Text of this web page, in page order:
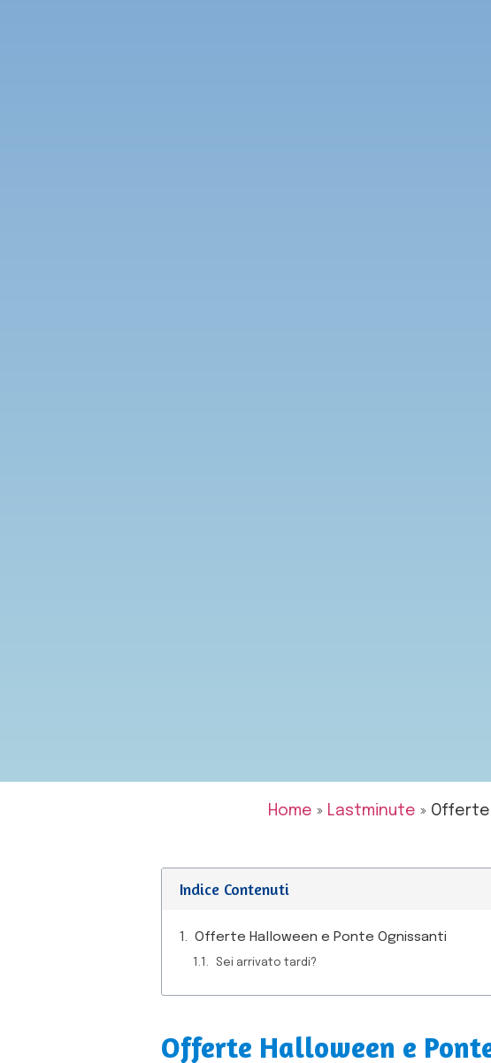
Home » Lastminute » Offerte
Indice Contenuti
Offerte Halloween e Ponte Ognissanti
Sei arrivato tardi?
Offerte Halloween e